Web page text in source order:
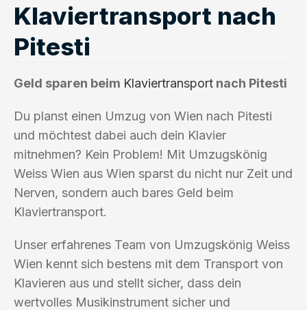
Klaviertransport nach
Pitesti
Geld sparen beim Klaviertransport nach Pitesti
Du planst einen Umzug von Wien nach Pitesti
und möchtest dabei auch dein Klavier
mitnehmen? Kein Problem! Mit Umzugskönig
Weiss Wien aus Wien sparst du nicht nur Zeit und
Nerven, sondern auch bares Geld beim
Klaviertransport.
Unser erfahrenes Team von Umzugskönig Weiss
Wien kennt sich bestens mit dem Transport von
Klavieren aus und stellt sicher, dass dein
wertvolles Musikinstrument sicher und